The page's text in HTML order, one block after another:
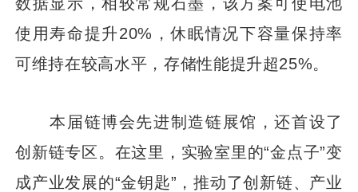
使用寿命提升20%，休眠情况下容量保持率
可维持在较高水平，存储性能提升超25%。
本届链博会先进制造链展馆，还首设了
创新链专区。在这里，实验室里的“金点子”变
成产业发展的“金钥匙”，推动了创新链、产业